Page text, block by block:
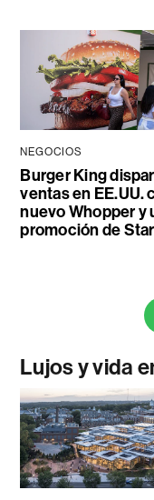
NEGOCIOS
Burger King
ventas en EE.UU.
nuevo Whopper y
promoción de
Lujos y vida